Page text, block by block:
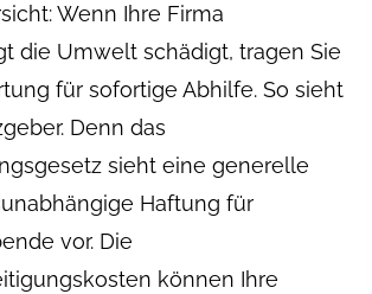
Wenn Ihre Firma
die Umwelt schädigt, tragen Sie
für sofortige Abhilfe. So sieht
Denn das
sieht eine generelle
Haftung für
vor. Die
können Ihre